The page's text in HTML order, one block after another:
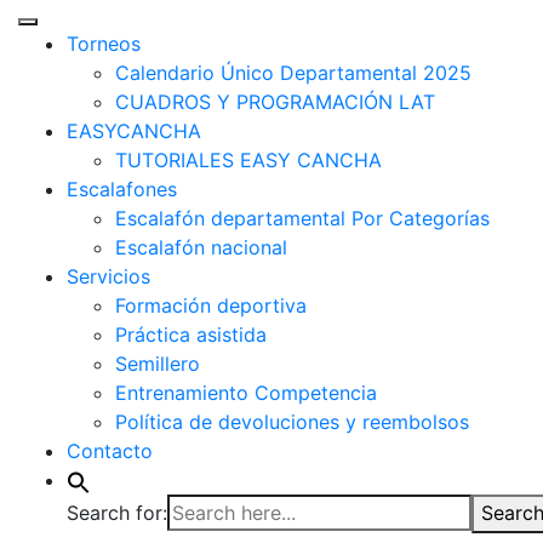
Torneos
Calendario Único Departamental 2025
CUADROS Y PROGRAMACIÓN LAT
EASYCANCHA
TUTORIALES EASY CANCHA
Escalafones
Escalafón departamental Por Categorías
Escalafón nacional
Servicios
Formación deportiva
Práctica asistida
Semillero
Entrenamiento Competencia
Política de devoluciones y reembolsos
Contacto
Search for: